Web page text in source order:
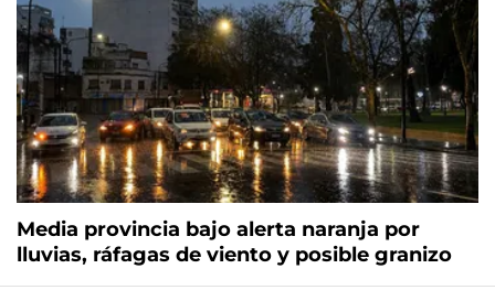
Media provincia bajo alerta naranja por
lluvias, ráfagas de viento y posible granizo